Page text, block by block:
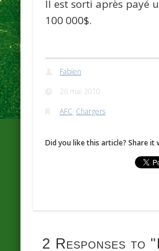
Il est sorti après payé
100 000$.
Fabien
26 mai 2010
AFC, Chargers
Did you like this article? Share it
2 Responses to